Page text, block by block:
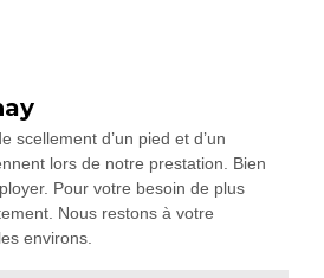
d’un pied et d’un
lors de notre prestation. Bien
Pour votre besoin de plus
Nous restons à votre
environs.